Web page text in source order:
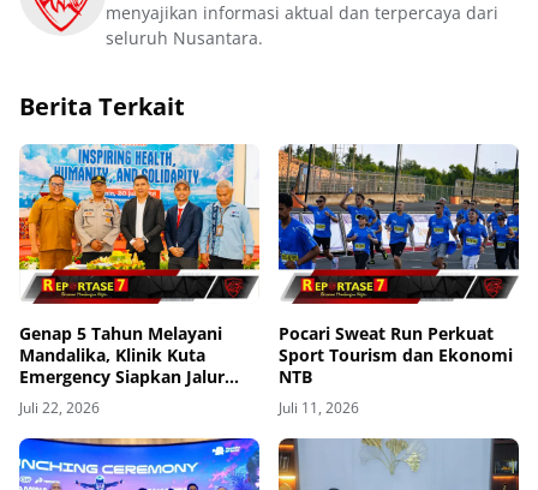
menyajikan informasi aktual dan terpercaya dari
seluruh Nusantara.
Berita Terkait
Genap 5 Tahun Melayani
Mandalika, Klinik Kuta
Emergency Siapkan Jalur
Evakuasi Udara ke Bali
Juli 22, 2026
Pocari Sweat Run Perkuat
Sport Tourism dan Ekonomi
NTB
Juli 11, 2026